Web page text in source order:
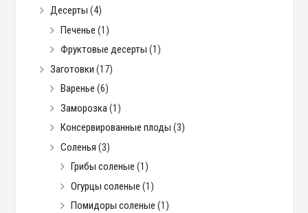
Десерты (4)
Печенье (1)
Фруктовые десерты (1)
Заготовки (17)
Варенье (6)
Заморозка(1)
Консервированные плоды (3)
Соленья (3)
Грибы соленые (1)
Огурцы соленые (1)
Помидоры соленые (1)